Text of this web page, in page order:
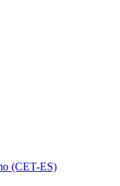
(CET-ES)